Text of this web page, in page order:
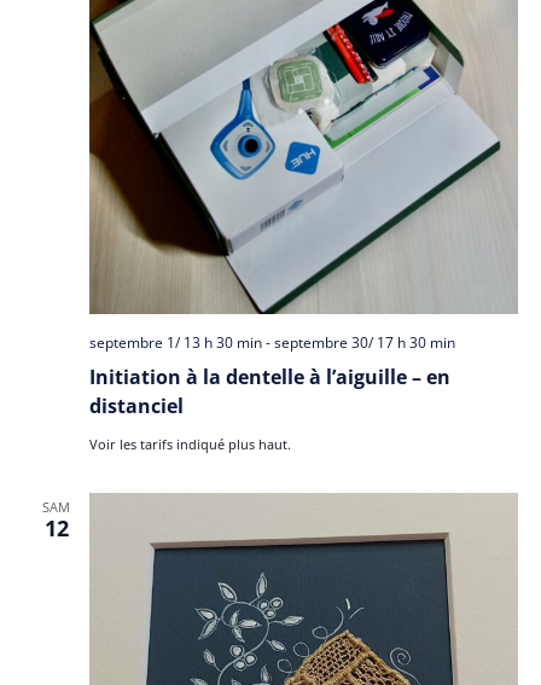
Initiation à la dentelle à l’aiguille – en
distanciel
septembre 1/ 13 h 30 min-septembre 30/ 17 h 30 min
Voir les tarifs indiqué plus haut.
SAM
12